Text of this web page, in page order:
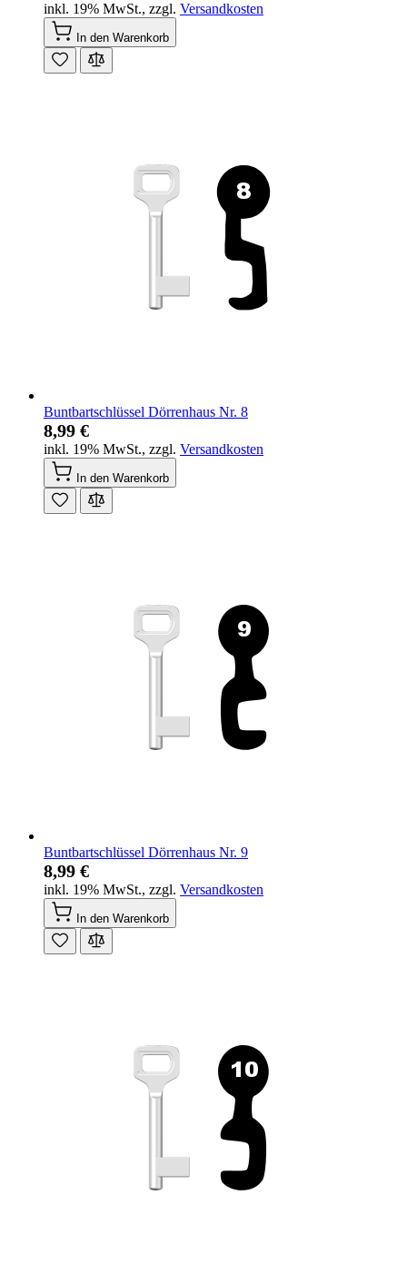
inkl. 19% MwSt., zzgl. Versandkosten
In den Warenkorb
Buntbartschlüssel Dörrenhaus Nr. 8
8,99 €
inkl. 19% MwSt., zzgl. Versandkosten
In den Warenkorb
Buntbartschlüssel Dörrenhaus Nr. 9
8,99 €
inkl. 19% MwSt., zzgl. Versandkosten
In den Warenkorb